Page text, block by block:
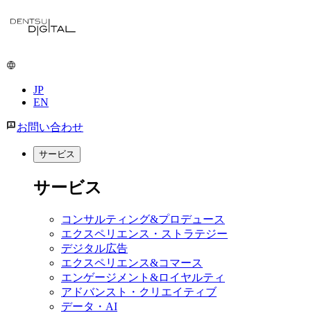
メ
コ
ツ
JP
EN
お問い合わせ
サービス
サービス
コンサルティング&プロデュース
エクスペリエンス・ストラテジー
デジタル広告
エクスペリエンス&コマース
エンゲージメント&ロイヤルティ
アドバンスト・クリエイティブ
データ・AI